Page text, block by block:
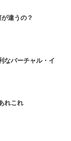
違うの？
なバーチャル・イ
れこれ